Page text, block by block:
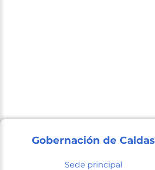
Gobernación de Caldas
Sede principal